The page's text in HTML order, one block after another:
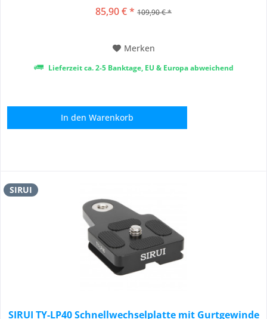
muss nicht extra neu ausgerichtet werden. Der Winkel ist
85,90 € * 109,90 € *
Merken
Lieferzeit ca. 2-5 Banktage, EU & Europa abweichend
In den Warenkorb
SIRUI
SIRUI TY-LP40 Schnellwechselplatte mit Gurtgewinde